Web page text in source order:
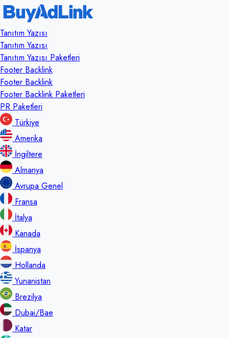
Tanıtım Yazısı
Tanıtım Yazısı
Tanıtım Yazısı Paketleri
Footer Backlink
Footer Backlink
Footer Backlink Paketleri
PR Paketleri
Türkiye
Amerika
İngiltere
Almanya
Avrupa Genel
Fransa
İtalya
Kanada
İspanya
Hollanda
Yunanistan
Brezilya
Dubai/Bae
Katar